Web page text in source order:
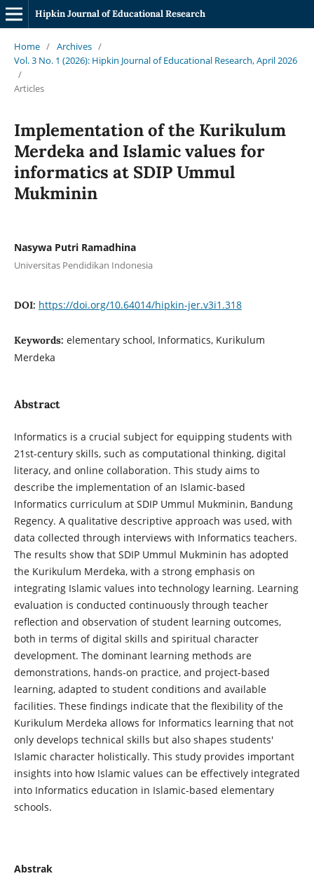
Hipkin Journal of Educational Research
Home / Archives /
Vol. 3 No. 1 (2026): Hipkin Journal of Educational Research, April 2026
/
Articles
Implementation of the Kurikulum
Merdeka and Islamic values for
informatics at SDIP Ummul
Mukminin
Nasywa Putri Ramadhina
Universitas Pendidikan Indonesia
DOI: https://doi.org/10.64014/hipkin-jer.v3i1.318
Keywords: elementary school, Informatics, Kurikulum
Merdeka
Abstract
Informatics is a crucial subject for equipping students with
21st-century skills, such as computational thinking, digital
literacy, and online collaboration. This study aims to
describe the implementation of an Islamic-based
Informatics curriculum at SDIP Ummul Mukminin, Bandung
Regency. A qualitative descriptive approach was used, with
data collected through interviews with Informatics teachers.
The results show that SDIP Ummul Mukminin has adopted
the Kurikulum Merdeka, with a strong emphasis on
integrating Islamic values into technology learning. Learning
evaluation is conducted continuously through teacher
reflection and observation of student learning outcomes,
both in terms of digital skills and spiritual character
development. The dominant learning methods are
demonstrations, hands-on practice, and project-based
learning, adapted to student conditions and available
facilities. These findings indicate that the flexibility of the
Kurikulum Merdeka allows for Informatics learning that not
only develops technical skills but also shapes students'
Islamic character holistically. This study provides important
insights into how Islamic values can be effectively integrated
into Informatics education in Islamic-based elementary
schools.
Abstrak